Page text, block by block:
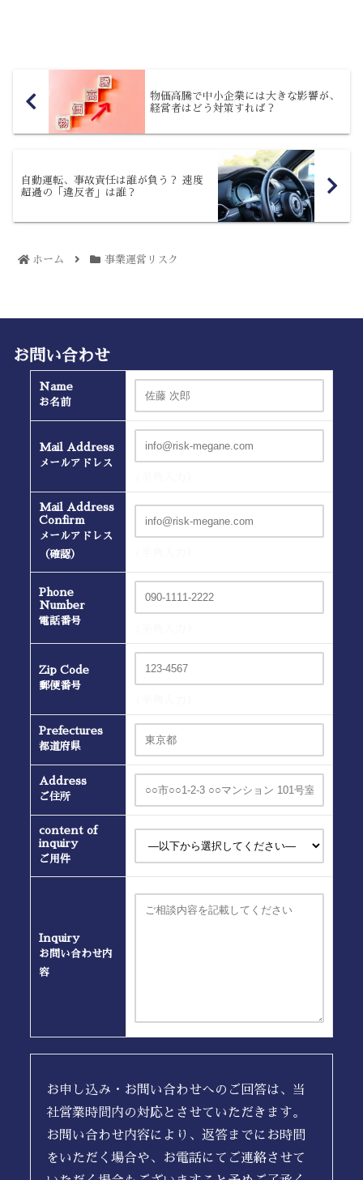
物価高騰で中小企業には大きな影響が、
経営者はどう対策すれば？
自動運転、事故責任は誰が負う？ 速度
超過の「違反者」は誰？
ホーム 事業運営リスク
お問い合わせ
Name
お名前
Mail Address
メールアドレス
Mail Address
Confirm
メールアドレス
（確認）
Phone
Number
電話番号
Zip Code
郵便番号
Prefectures
都道府県
Address
ご住所
content of
inquiry
ご用件
Inquiry
お問い合わせ内
容
お申し込み・お問い合わせへのご回答は、当
社営業時間内の対応とさせていただきます。
お問い合わせ内容により、返答までにお時間
をいただく場合や、お電話にてご連絡させて